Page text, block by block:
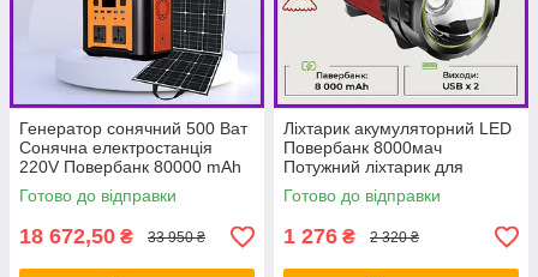
Генератор сонячний 500 Ват
Сонячна електростанція
220V Повербанк 80000 mAh
+ сонячна панель 100 ват
BIO
Готово до відправки
18 672,50 ₴ 33 950 ₴
Ліхтарик акумуляторний LED
Повербанк 8000мач
Потужний ліхтарик для
освітлення будинку BIO
Готово до відправки
1 276 ₴ 2 320 ₴